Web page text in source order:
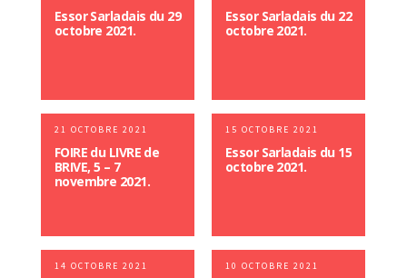
Essor Sarladais du 29
octobre 2021.
Essor Sarladais du 22
octobre 2021.
21 OCTOBRE 2021
FOIRE du LIVRE de
BRIVE, 5 – 7
novembre 2021.
15 OCTOBRE 2021
Essor Sarladais du 15
octobre 2021.
14 OCTOBRE 2021 10 OCTOBRE 2021